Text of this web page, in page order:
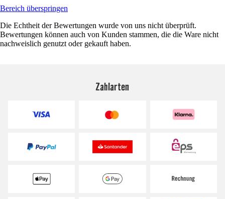
Bereich überspringen
Die Echtheit der Bewertungen wurde von uns nicht überprüft.
Bewertungen können auch von Kunden stammen, die die Ware nicht
nachweislich genutzt oder gekauft haben.
Zahlarten